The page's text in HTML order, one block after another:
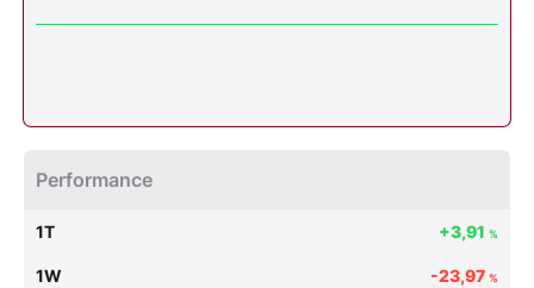
Performance
1T +3,91 %
1W -23,97 %